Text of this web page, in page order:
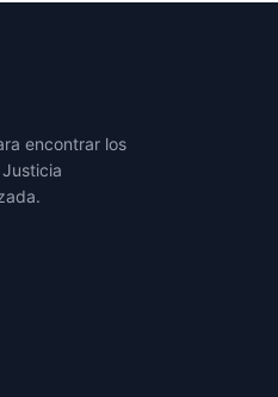
encontrar los